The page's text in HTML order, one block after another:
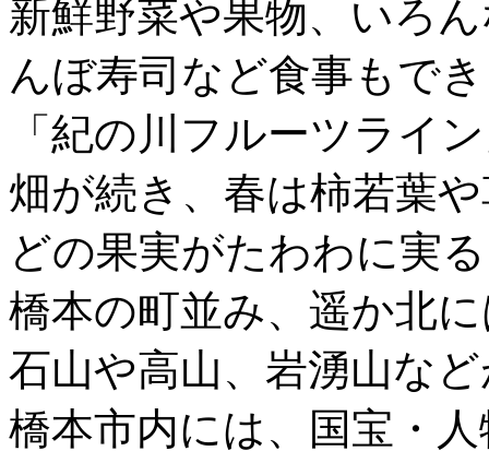
新鮮野菜や果物、いろ
んぼ寿司など食事もで
「紀の川フルーツライ
畑が続き、春は柿若葉
どの果実がたわわに実
橋本の町並み、遥か北
石山や高山、岩湧山な
橋本市内には、国宝・